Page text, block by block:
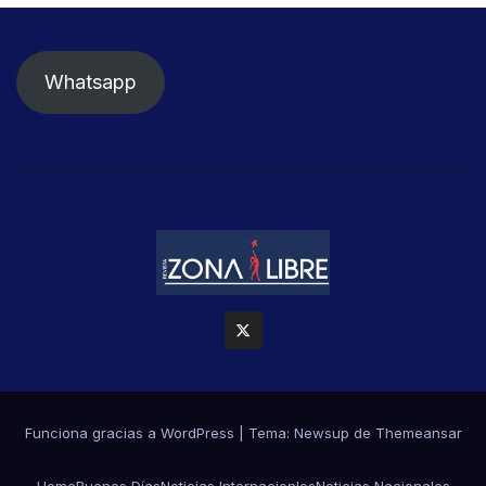
Whatsapp
Funciona gracias a WordPress Tema: Newsup de Themeansar